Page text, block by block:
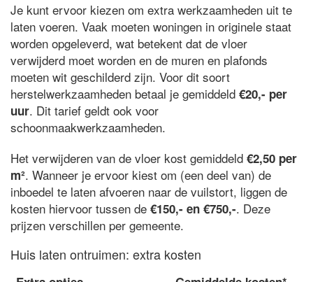
Je kunt ervoor kiezen om extra werkzaamheden uit te
laten voeren. Vaak moeten woningen in originele staat
worden opgeleverd, wat betekent dat de vloer
verwijderd moet worden en de muren en plafonds
moeten wit geschilderd zijn. Voor dit soort
herstelwerkzaamheden betaal je gemiddeld €20,- per
uur. Dit tarief geldt ook voor
schoonmaakwerkzaamheden.
Het verwijderen van de vloer kost gemiddeld €2,50 per
m². Wanneer je ervoor kiest om (een deel van) de
inboedel te laten afvoeren naar de vuilstort, liggen de
kosten hiervoor tussen de €150,- en €750,-. Deze
prijzen verschillen per gemeente.
Huis laten ontruimen: extra kosten